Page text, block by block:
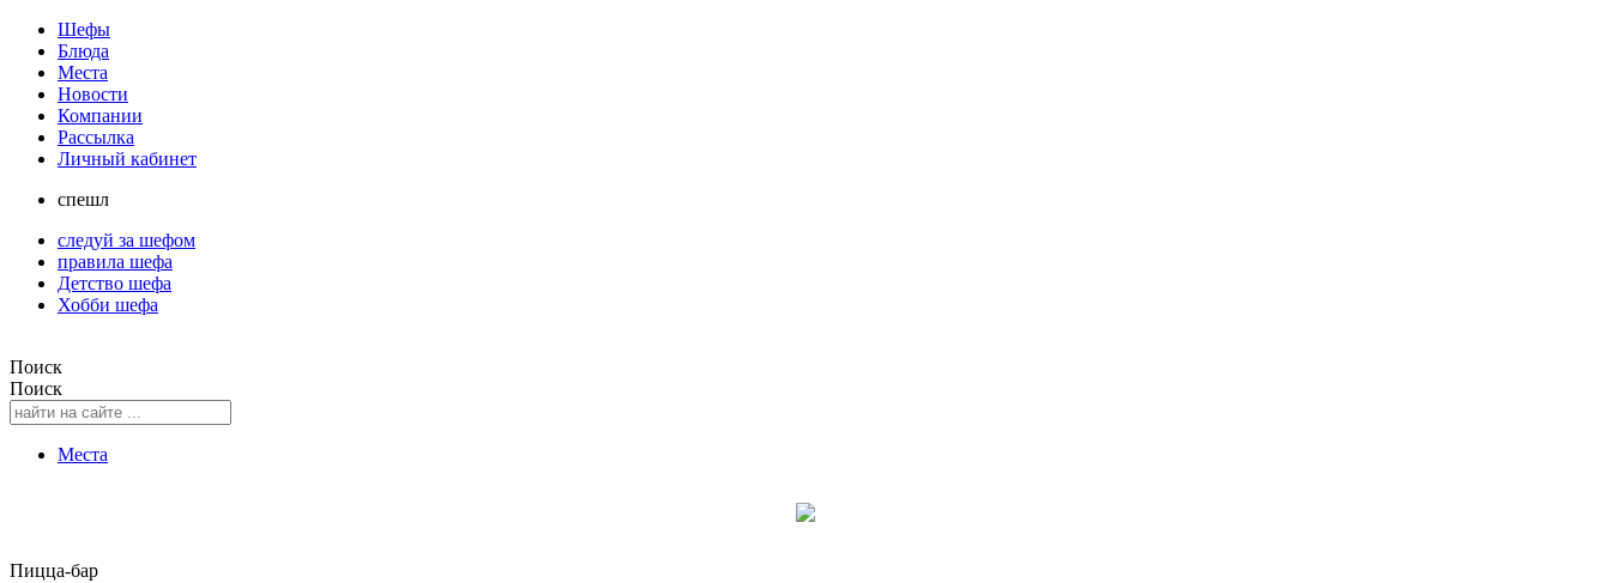
Шефы
Блюда
Места
Новости
Компании
Рассылка
Личный кабинет
спешл
следуй за шефом
правила шефа
Детство шефа
Хобби шефа
Поиск
Поиск
Места
Пицца-бар